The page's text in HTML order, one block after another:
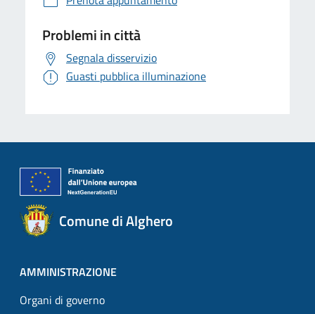
Problemi in città
Segnala disservizio
Guasti pubblica illuminazione
Comune di Alghero
AMMINISTRAZIONE
Organi di governo